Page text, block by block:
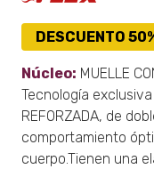
DESCUENTO
Núcleo: MUELLE
Tecnología
REFORZADA, de
comportamiento
cuerpo.Tienen una